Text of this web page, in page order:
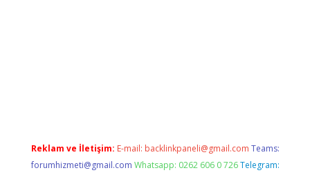
Reklam ve İletişim: E-mail: backlinkpaneli@gmail.com Teams:
forumhizmeti@gmail.com Whatsapp: 0262 606 0 726 Telegram: